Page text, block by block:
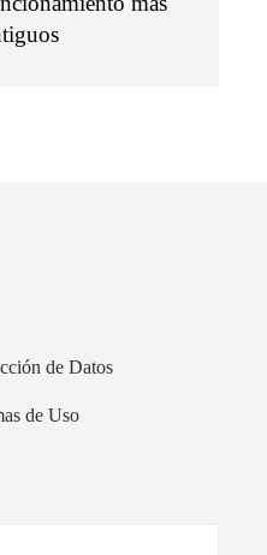
de Datos
de Uso